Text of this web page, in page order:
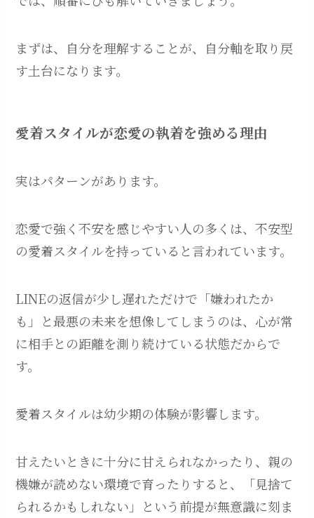
まずは、自分を理解することが、自分軸を取り戻
す土台になります。
愛着スタイルが恋愛の執着を強める理由
実はパターンがあります。
恋愛で強く不安を感じやすい人の多くは、不安型
の愛着スタイルを持っていると言われています。
LINEの返信が少し遅れただけで「嫌われたか
も」と最悪の未来を想像してしまうのは、心が常
に相手との距離を測り続けている状態だからで
す。
愛着スタイルは幼少期の体験が影響します。
甘えたいときに十分に甘えられなかったり、親の
機嫌が読めない環境で育ったりすると、「見捨て
られるかもしれない」という前提が無意識に刻ま